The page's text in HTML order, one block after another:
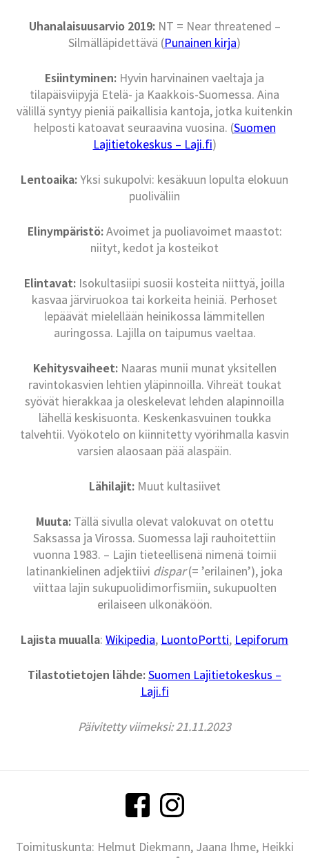
Uhanalaisuusarvio 2019:NT = Near threatened –
Silmälläpidettävä (Punainen kirja)
Esiintyminen: Hyvin harvinainen vaeltaja ja
tilapäisviipyjä Etelä- ja Kaakkois-Suomessa. Aina
välillä syntyy pieniä paikallisia kantoja, jotka kuitenkin
helposti katoavat seuraavina vuosina. (Suomen
Lajitietokeskus – Laji.fi)
Lentoaika:Yksi sukupolvi: kesäkuun lopulta elokuun
puoliväliin
Elinympäristö:Avoimet ja puoliavoimet maastot:
niityt, kedot ja kosteikot
Elintavat: Isokultasiipi suosii kosteita niittyä, joilla
kasvaa järviruokoa tai korkeita heiniä. Perhoset
lepäävät mielellään heinikossa lämmitellen
auringossa. Lajilla on taipumus vaeltaa.
Kehitysvaiheet: Naaras munii munat yksitellen
ravintokasvien lehtien yläpinnoilla. Vihreät toukat
syövät hierakkaa ja oleskelevat lehden alapinnoilla
lähellä keskisuonta. Keskenkasvuinen toukka
talvehtii. Vyökotelo on kiinnitetty vyörihmalla kasvin
varsien alaosaan pää alaspäin.
Lähilajit:Muut kultasiivet
Muuta:Tällä sivulla olevat valokuvat on otettu
Saksassa ja Virossa. Suomessa laji rauhoitettiin
vuonna 1983. – Lajin tieteellisenä nimenä toimii
latinankielinen adjektiivi dispar(= ’erilainen’), joka
viittaa lajin sukupuolidimorfismiin, sukupuolten
erilaiseen ulkonäköön.
Lajista muualla: Wikipedia, LuontoPortti, Lepiforum
Tilastotietojen lähde:Suomen Lajitietokeskus –
Laji.fi
Päivitetty viimeksi: 21.11.2023
Toimituskunta: Helmut Diekmann, Jaana Ihme, Heikki